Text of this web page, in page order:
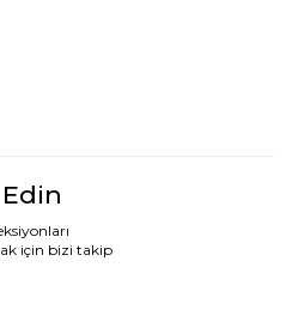
için bizi takip